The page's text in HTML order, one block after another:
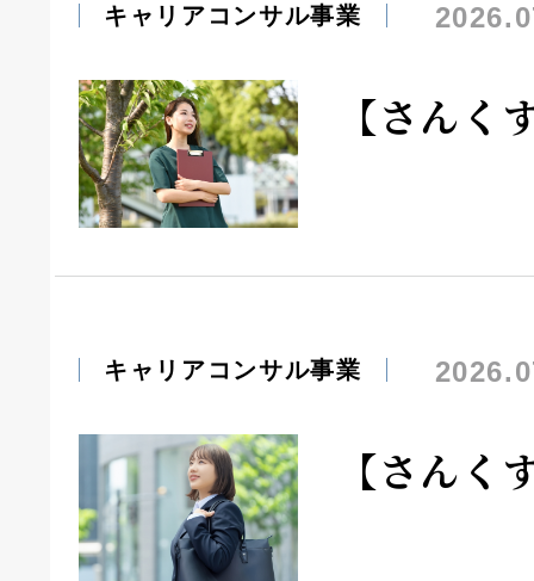
キャリアコンサル事業
【さんく
キャリアコンサル事業
【さんく